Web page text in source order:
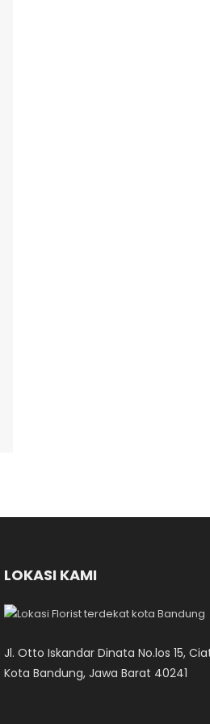
LOKASI KAMI
Jl. Otto Iskandar Dinata No.los 15,
Kota Bandung, Jawa Barat 40241